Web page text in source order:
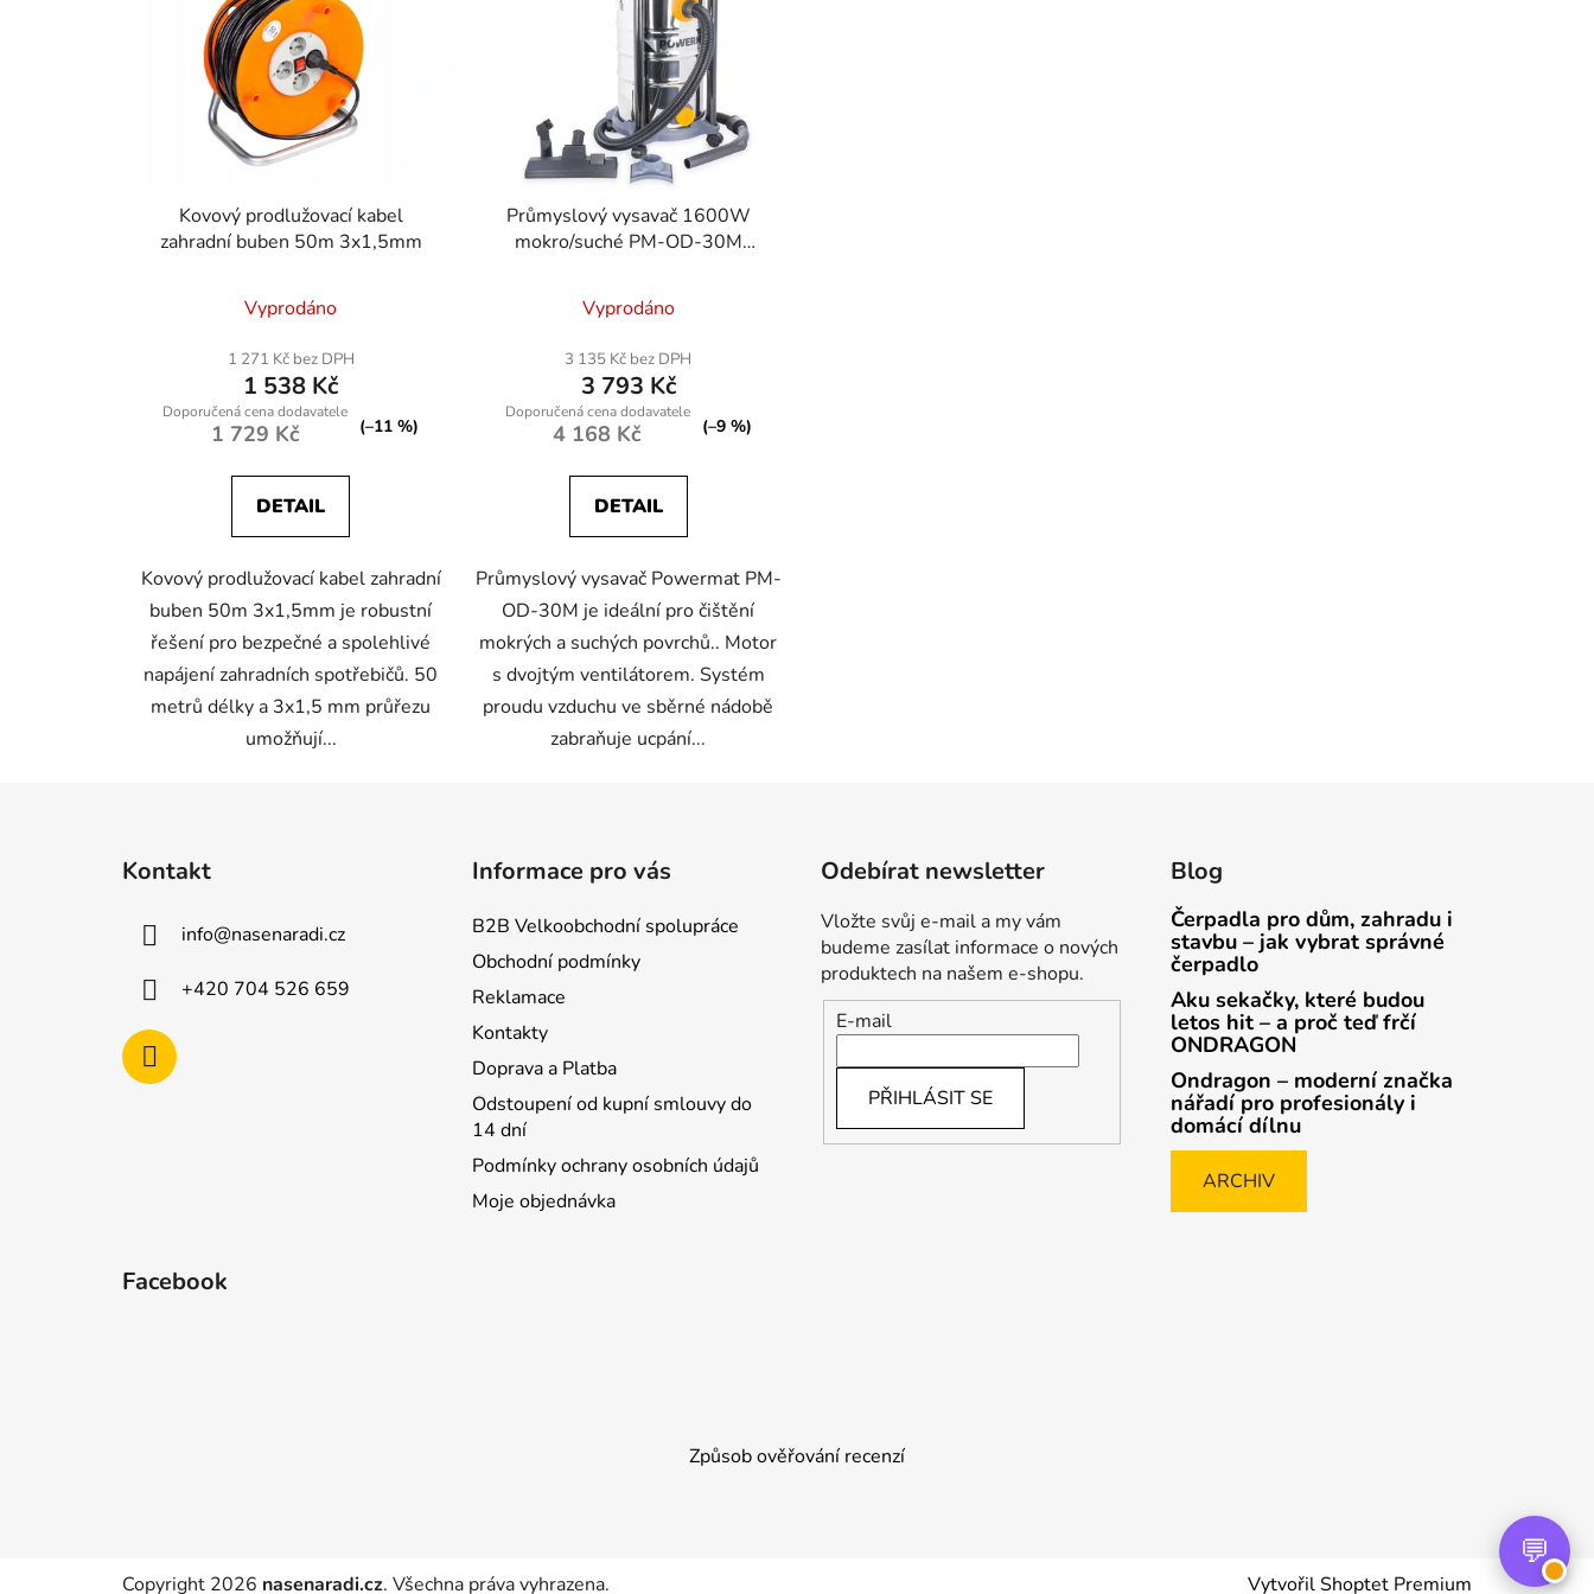
Kovový prodlužovací kabel
zahradní buben 50m 3x1,5mm
Vyprodáno
1 271 Kč bez DPH
1 538 Kč
1 729 Kč (–11 %)
DETAIL
Kovový prodlužovací kabel zahradní
buben 50m 3x1,5mm je robustní
řešení pro bezpečné a spolehlivé
napájení zahradních spotřebičů. 50
metrů délky a 3x1,5 mm průřezu
umožňují...
Průmyslový vysavač 1600W
mokro/suché PM-OD-30M
Vyprodáno
3 135 Kč bez DPH
3 793 Kč
4 168 Kč (–9 %)
DETAIL
Průmyslový vysavač Powermat PM-
OD-30M je ideální pro čištění
mokrých a suchých povrchů.. Motor
s dvojtým ventilátorem. Systém
proudu vzduchu ve sběrné nádobě
zabraňuje ucpání...
Kontakt
info@nasenaradi.cz
+420 704 526 659
Informace pro vás
B2B Velkoobchodní spolupráce
Obchodní podmínky
Reklamace
Kontakty
Doprava a Platba
Odstoupení od kupní smlouvy do
14 dní
Podmínky ochrany osobních údajů
Moje objednávka
Odebírat newsletter
Vložte svůj e-mail a my vám
budeme zasílat informace o nových
produktech na našem e-shopu.
E-mail
PŘIHLÁSIT SE
Blog
Čerpadla pro dům, zahradu i
stavbu – jak vybrat správné
čerpadlo
Aku sekačky, které budou
letos hit – a proč teď frčí
ONDRAGON
Ondragon – moderní značka
nářadí pro profesionály i
domácí dílnu
ARCHIV
Facebook
Způsob ověřování recenzí
Vytvořil Shoptet Premium
Copyright 2026 nasenaradi.cz. Všechna práva vyhrazena.